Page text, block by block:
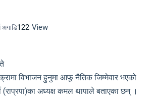
अगाडि122 View
विभाजन हुनुमा आफू नैतिक जिम्मेवार भएको
(राप्रपा)का अध्यक्ष कमल थापाले बताएका छन् ।